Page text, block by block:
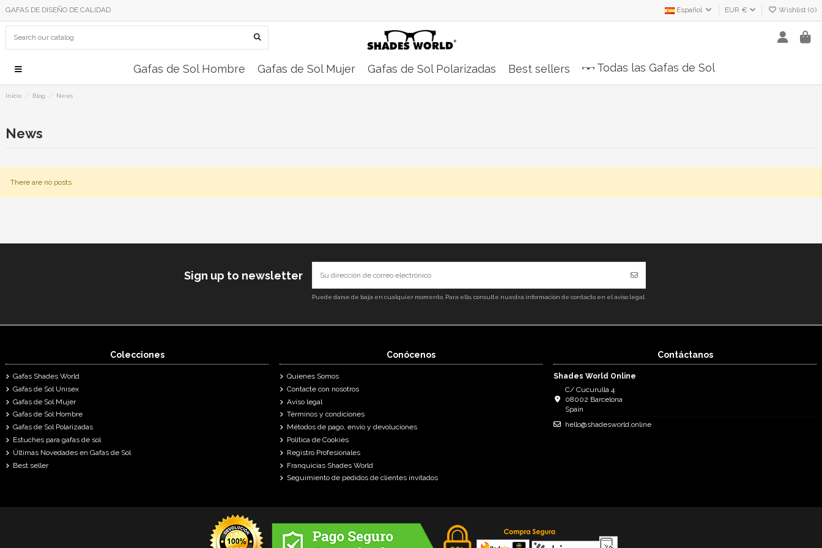
GAFAS DE DISEÑO DE CALIDAD Español EUR € Wishlist (0)
Gafas de Sol Hombre Gafas de Sol Mujer Gafas de Sol Polarizadas Best sellers Todas las Gafas de Sol
Inicio Blog News
News
There are no posts
Sign up to newsletter
Puede darse de baja en cualquier momento. Para ello, consulte nuestra información de contacto en el aviso legal.
Colecciones
Gafas Shades World
Gafas de Sol Unisex
Gafas de Sol Mujer
Gafas de Sol Hombre
Gafas de Sol Polarizadas
Estuches para gafas de sol
Últimas Novedades en Gafas de Sol
Best seller
Conócenos
Quienes Somos
Contacte con nosotros
Aviso legal
Términos y condiciones
Métodos de pago, envío y devoluciones
Política de Cookies
Registro Profesionales
Franquicias Shades World
Seguimiento de pedidos de clientes invitados
Contáctanos
Shades World Online
C/ Cucurulla 4
08002 Barcelona
Spain
hello@shadesworld.online